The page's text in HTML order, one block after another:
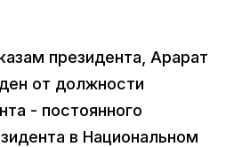
президента, Арарат
от должности
- постоянного
в Национальном